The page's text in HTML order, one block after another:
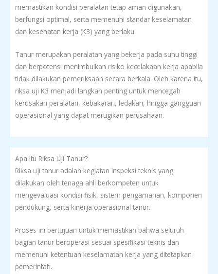
memastikan kondisi peralatan tetap aman digunakan,
berfungsi optimal, serta memenuhi standar keselamatan
dan kesehatan kerja (K3) yang berlaku.
Tanur merupakan peralatan yang bekerja pada suhu tinggi
dan berpotensi menimbulkan risiko kecelakaan kerja apabila
tidak dilakukan pemeriksaan secara berkala. Oleh karena itu,
riksa uji K3 menjadi langkah penting untuk mencegah
kerusakan peralatan, kebakaran, ledakan, hingga gangguan
operasional yang dapat merugikan perusahaan.
Apa Itu Riksa Uji Tanur?
Riksa uji tanur adalah kegiatan inspeksi teknis yang
dilakukan oleh tenaga ahli berkompeten untuk
mengevaluasi kondisi fisik, sistem pengamanan, komponen
pendukung, serta kinerja operasional tanur.
Proses ini bertujuan untuk memastikan bahwa seluruh
bagian tanur beroperasi sesuai spesifikasi teknis dan
memenuhi ketentuan keselamatan kerja yang ditetapkan
pemerintah.